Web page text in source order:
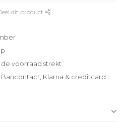
dit product
de voorraad strekt
Klarna & creditcard